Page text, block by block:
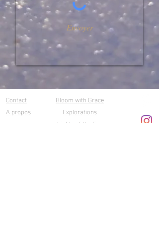
Envoyer
Contact
A propos
Bloom with Grace
Explorations
Lights of the Sea